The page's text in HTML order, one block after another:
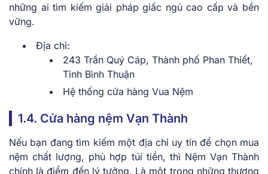
những ai tìm kiếm giải pháp giấc ngủ cao cấp và bền
vững.
Địa chỉ:
243 Trần Quý Cáp, Thành phố Phan Thiết,
Tỉnh Bình Thuận
Hệ thống cửa hàng Vua Nệm
1.4. Cửa hàng nệm Vạn Thành
Nếu bạn đang tìm kiếm một địa chỉ uy tín để chọn mua
nệm chất lượng, phù hợp túi tiền, thì Nệm Vạn Thành
chính là điểm đến lý tưởng. Là một trong những thương